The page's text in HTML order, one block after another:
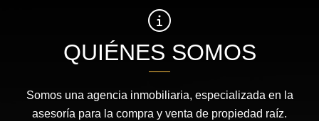
QUIÉNES SOMOS
Somos una agencia inmobiliaria, especializada en la
asesoría para la compra y venta de propiedad raíz.